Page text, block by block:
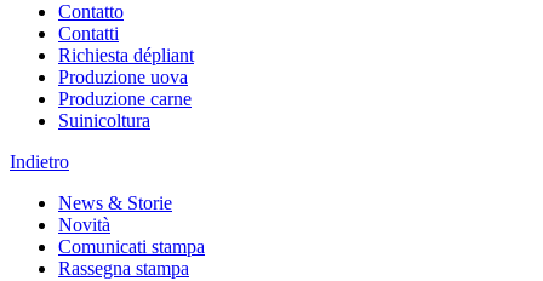
Contatto
Contatti
Richiesta dépliant
Produzione uova
Produzione carne
Suinicoltura
Indietro
News & Storie
Novità
Comunicati stampa
Rassegna stampa